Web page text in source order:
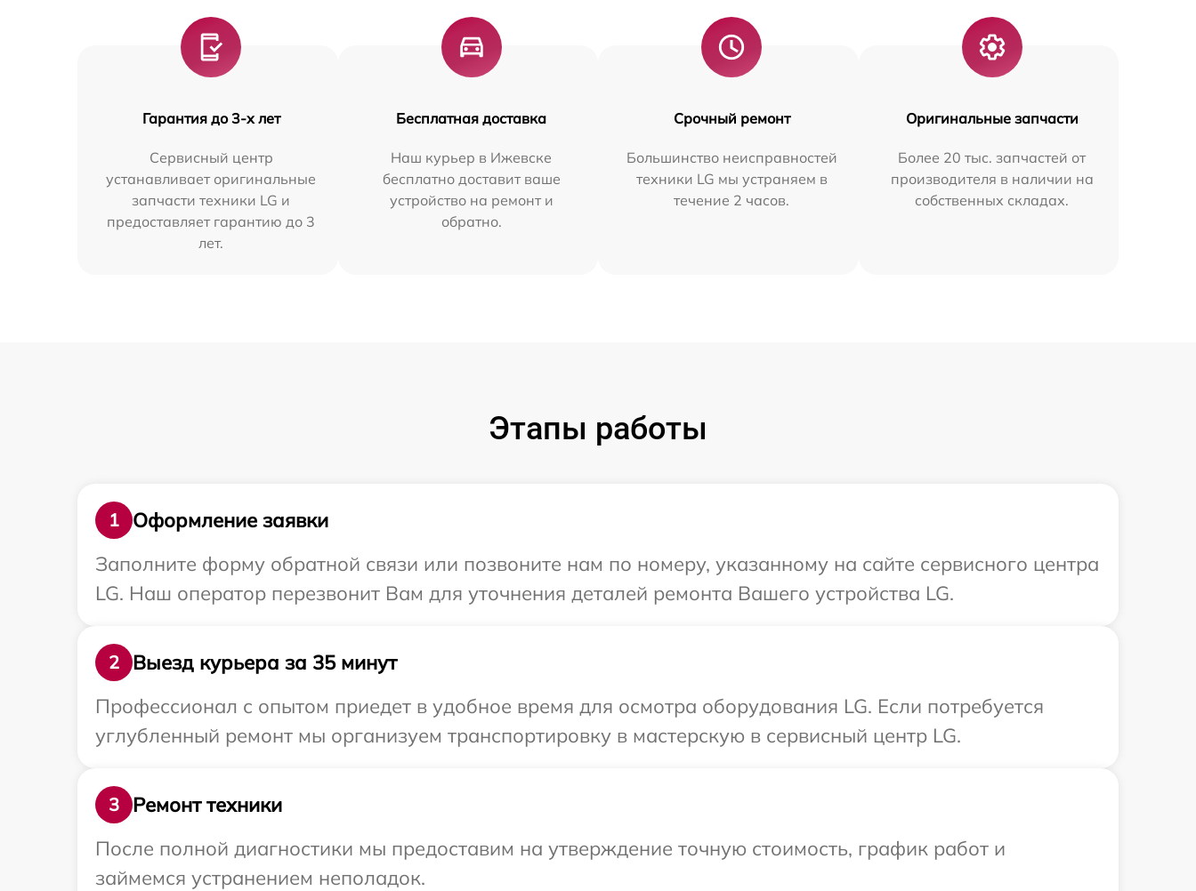
Гарантия до 3-х лет
Сервисный центр
устанавливает оригинальные
запчасти техники LG и
предоставляет гарантию до 3
лет.
Бесплатная доставка
Наш курьер в Ижевске
бесплатно доставит ваше
устройство на ремонт и
обратно.
Срочный ремонт
Большинство неисправностей
техники LG мы устраняем в
течение 2 часов.
Оригинальные запчасти
Более 20 тыс. запчастей от
производителя в наличии на
собственных складах.
Этапы работы
1
Оформление заявки
Заполните форму обратной связи или позвоните нам по номеру, указанному на сайте сервисного центра
LG. Наш оператор перезвонит Вам для уточнения деталей ремонта Вашего устройства LG.
2
Выезд курьера за 35 минут
Профессионал с опытом приедет в удобное время для осмотра оборудования LG. Если потребуется
углубленный ремонт мы организуем транспортировку в мастерскую в сервисный центр LG.
3
Ремонт техники
После полной диагностики мы предоставим на утверждение точную стоимость, график работ и
займемся устранением неполадок.